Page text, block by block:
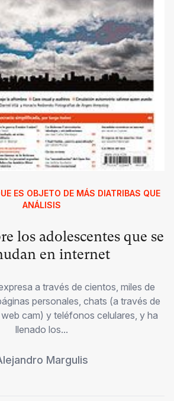
ES OBJETO DE MÁS DIATRIBAS QUE
ANÁLISIS
los adolescentes que se
en internet
a través de cientos, miles de
personales, chats (a través de
cam) y teléfonos celulares, y ha
llenado los...
Margulis